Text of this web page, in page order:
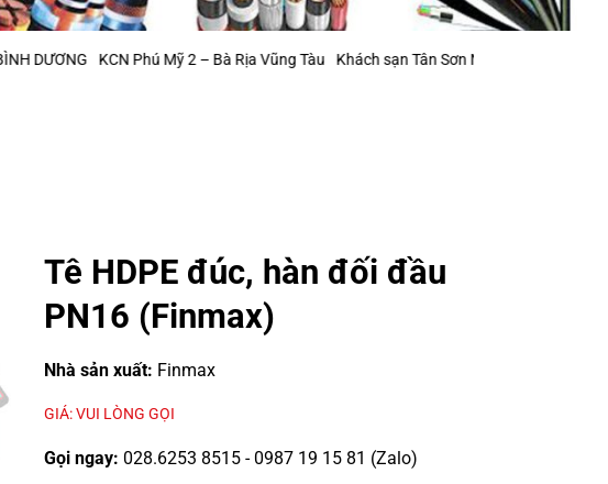
KCN Phú Mỹ 2 – Bà Rịa Vũng Tàu Khách sạn Tân Sơn Nhất (mở rộng)
Tê HDPE đúc, hàn đối đầu
PN16 (Finmax)
Nhà sản xuất: Finmax
GIÁ: VUI LÒNG GỌI
Gọi ngay: 028.6253 8515 - 0987 19 15 81 (Zalo)